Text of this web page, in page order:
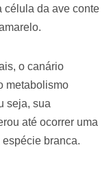
célula da ave conte
o canário
metabolismo
seja, sua
até ocorrer uma
branca.